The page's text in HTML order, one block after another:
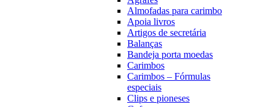
Almofadas para carimbo
Apoia livros
Artigos de secretária
Balanças
Bandeja porta moedas
Carimbos
Carimbos – Fórmulas
especiais
Clips e pioneses